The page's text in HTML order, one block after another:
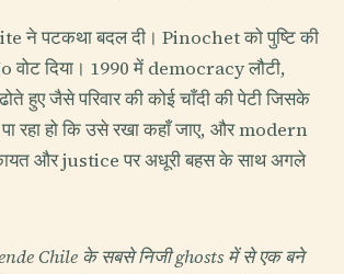
ने पटकथा बदल दी। Pinochet को पुष्टि की
वोट दिया। 1990 में democracy लौटी,
हुए जैसे परिवार की कोई चाँदी की पेटी जिसके
रहा हो कि उसे रखा कहाँ जाए, और modern
और justice पर अधूरी बहस के साथ अगले
Chile के सबसे निजी ghosts में से एक बने